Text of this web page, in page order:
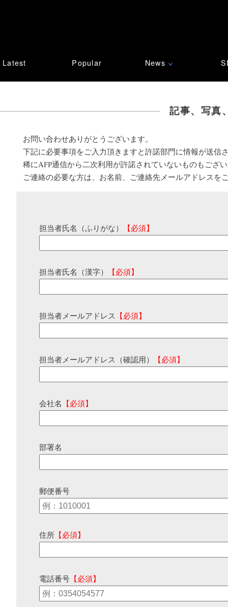
Latest Popular News ∨
記事、写真
お問い合わせありがとうございます。
下記に必要事項をご入力頂きますと許諾部門に情報が送信
稀にAFP通信から二次利用が許諾されていないものもござ
ご連絡の必要な方は、お名前、ご連絡先メールアドレスを
担当者氏名（ふりがな） 【必須】
担当者氏名（漢字） 【必須】
担当者メールアドレス 【必須】
担当者メールアドレス（確認用） 【必須】
会社名 【必須】
部署名
郵便番号
住所 【必須】
電話番号 【必須】